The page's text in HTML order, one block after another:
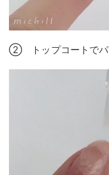
② トップコートでパ